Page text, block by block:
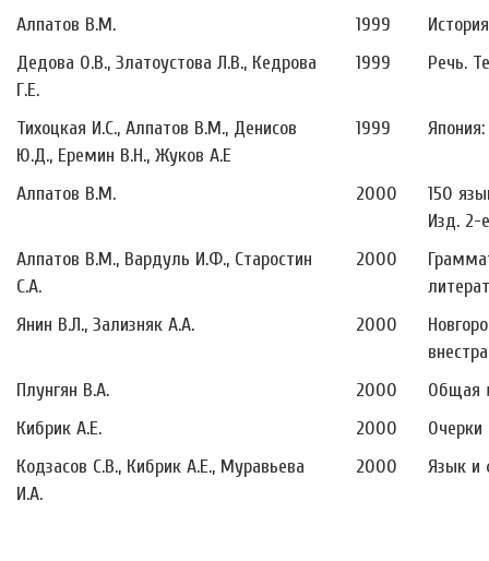
Алпатов В.М.
1999
Дедова О.В., Златоустова Л.В., Кедрова
Г.Е.
1999 Речь.
Тихоцкая И.С., Алпатов В.М., Денисов
Ю.Д., Еремин В.Н., Жуков А.Е
1999
Алпатов В.М. 2000
150
Изд. 2-
Алпатов В.М., Вардуль И.Ф., Старостин
С.А.
2000
Янин В.Л., Зализняк А.А.
2000
Плунгян В.А.
2000
Общая
Кибрик А.Е.
2000
Кодзасов С.В., Кибрик А.Е., Муравьева
И.А.
2000 Язык и